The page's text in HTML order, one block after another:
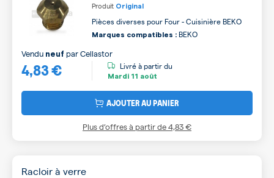
Produit Original
Pièces diverses pour Four - Cuisinière BEKO
Marques compatibles : BEKO
4,83 €
Vendu neuf parCellastor
Livré à partir du
Mardi 11 août
AJOUTER AU PANIER
Plus d’offres à partir de4,83 €
Racloir à verre